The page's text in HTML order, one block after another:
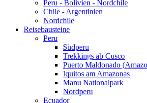
Peru - Bolivien - Nordchile
Chile - Argentinien
Nordchile
Reisebausteine
Peru
Südperu
Trekkings ab Cusco
Puerto Maldonado
Iquitos am Amazonas
Manu Nationalpark
Nordperu
Ecuador